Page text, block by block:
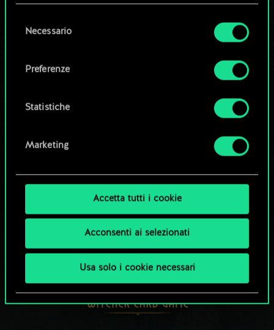
Tutti i dettagli su come utilizziamo i cookie e su
disponibili nel menu "Impostazioni" qui sotto.
delNecessario
Preferenze
Statistiche
Marketing
Accetta tutti i cookie
Acconsenti ai selezionati
Usa solo i cookie necessari
Esplora i mazzi della community